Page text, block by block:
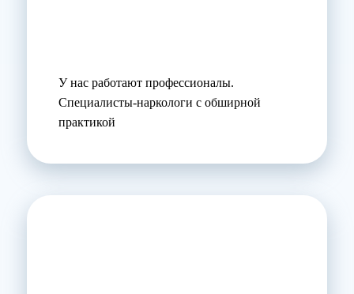
У нас работают профессионалы.
Специалисты-наркологи с обширной
практикой